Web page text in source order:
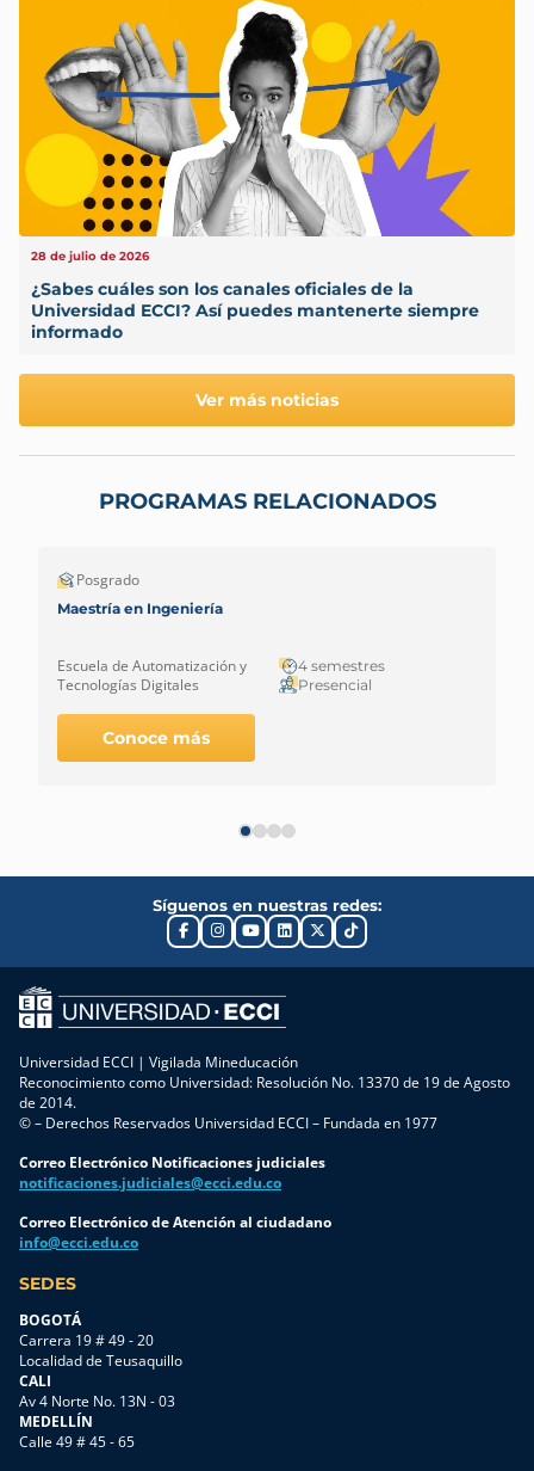
28 de julio de 2026
¿Sabes cuáles son los canales oficiales de la
Universidad ECCI? Así puedes mantenerte siempre
informado
Ver más noticias
PROGRAMAS RELACIONADOS
Posgrado
Maestría en Ingeniería
Escuela de Automatización y
Tecnologías Digitales
4 semestres
Presencial
Conoce más
Síguenos en nuestras redes:
Universidad ECCI | Vigilada Mineducación
Reconocimiento como Universidad: Resolución No. 13370 de 19 de Agosto
de 2014.
© – Derechos Reservados Universidad ECCI – Fundada en 1977
Correo Electrónico Notificaciones judiciales
notificaciones.judiciales@ecci.edu.co
Correo Electrónico de Atención al ciudadano
info@ecci.edu.co
SEDES
BOGOTÁ
Carrera 19 # 49 - 20
Localidad de Teusaquillo
CALI
Av 4 Norte No. 13N - 03
MEDELLÍN
Calle 49 # 45 - 65